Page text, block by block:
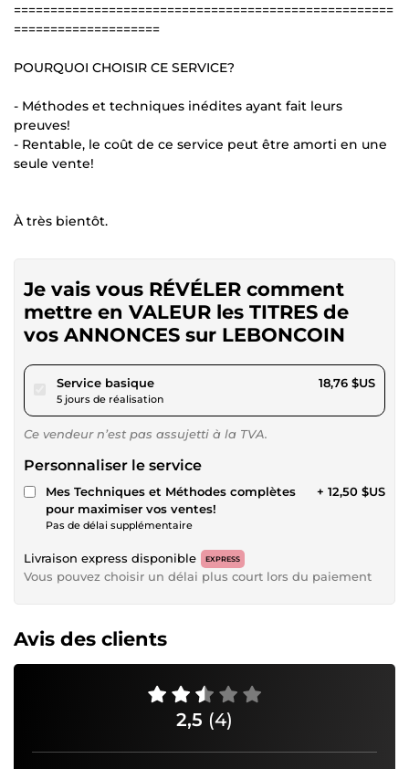
====================================================
====================
POURQUOI CHOISIR CE SERVICE?
- Méthodes et techniques inédites ayant fait leurs
preuves!
- Rentable, le coût de ce service peut être amorti en une
seule vente!
À très bientôt.
Je vais vous RÉVÉLER comment
mettre en VALEUR les TITRES de
vos ANNONCES sur LEBONCOIN
Service basiquepour 17,29 $US
5 jours de réalisation
18,76 $US
Ce vendeur n’est pas assujetti à la TVA.
Personnaliser le service
Mes Techniques et Méthodes complètes
pour maximiser vos ventes!
Pas de délai supplémentaire
+ 12,50 $US
Livraison express disponible EXPRESS
Vous pouvez choisir un délai plus court lors du paiement
Avis des clients
2,5 (4)